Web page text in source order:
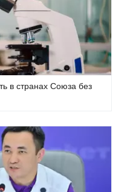
в странах Союза без